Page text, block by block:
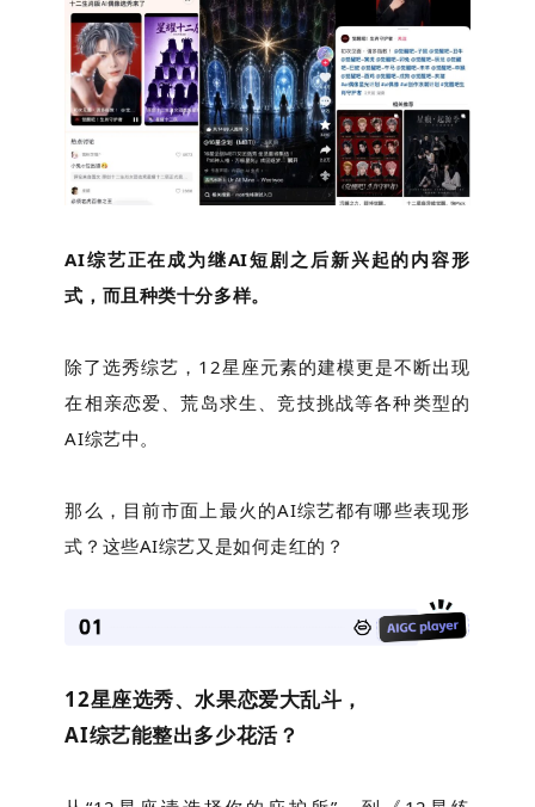
AI综艺正在成为继AI短剧之后新兴起的内容形
式，而且种类十分多样。
除了选秀综艺，12星座元素的建模更是不断出现
在相亲恋爱、荒岛求生、竞技挑战等各种类型的
AI综艺中。
那么，目前市面上最火的AI综艺都有哪些表现形
式？这些AI综艺又是如何走红的？
12星座选秀、水果恋爱大乱斗，
AI综艺能整出多少花活？